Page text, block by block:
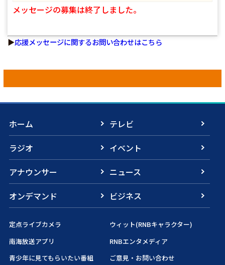
メッセージの募集は終了しました。
▶応援メッセージに関するお問い合わせはこちら
ホーム
テレビ
ラジオ
イベント
アナウンサー
ニュース
オンデマンド
ビジネス
定点ライブカメラ
ウィット(RNBキャラクター)
南海放送アプリ
RNBエンタメディア
青少年に見てもらいたい番組
ご意見・お問い合わせ